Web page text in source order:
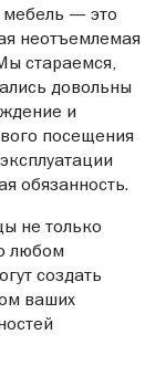
мебель — это
неотъемлемая
стараемся,
довольны
и
посещения
обязанность.
не только
любом
создать
ваших